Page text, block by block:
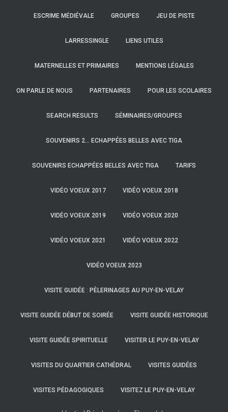
ESCRIME MÉDIÉVALE GROUPES JEU DE PISTE
LARRESSINGLE LIENS UTILES
MATERNELLES ET PRIMAIRES MENTIONS LÉGALES
ON PARLE DE NOUS PARTENAIRES POUR LES SCOLAIRES
SEARCH RESULTS SÉMINAIRES/GROUPES
SOUVENIRS 2… ECHAPPÉES BELLES AVEC TIGA
SOUVENIRS ECHAPPÉES BELLES AVEC TIGA TARIFS
VIDÉO VOEUX 2017 VIDÉO VOEUX 2018
VIDÉO VOEUX 2019 VIDÉO VOEUX 2020
VIDÉO VOEUX 2021 VIDÉO VOEUX 2022
VIDÉO VOEUX 2023
VISITE GUIDÉE : PÈLERINAGES AU PUY-EN-VELAY
VISITE GUIDÉE DÉBUT DE SOIRÉE VISITE GUIDÉE HISTORIQUE
VISITE GUIDÉE SPIRITUELLE VISITER LE PUY-EN-VELAY
VISITES DU QUARTIER CATHÉDRAL VISITES GUIDÉES
VISITES PÉDAGOGIQUES VISITEZ LE PUY-EN-VELAY